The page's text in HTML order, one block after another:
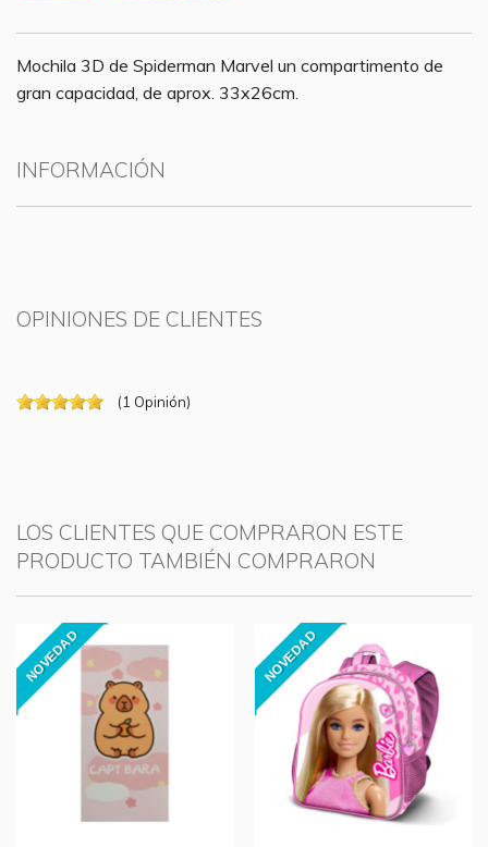
Mochila 3D de Spiderman Marvel un compartimento de
gran capacidad, de aprox. 33x26cm.
INFORMACIÓN
OPINIONES DE CLIENTES
(1 Opinión)
LOS CLIENTES QUE COMPRARON ESTE
PRODUCTO TAMBIÉN COMPRARON
NOVEDAD NOVEDAD